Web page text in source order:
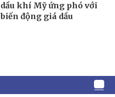
dầu khí Mỹ ứng phó với
biến động giá dầu